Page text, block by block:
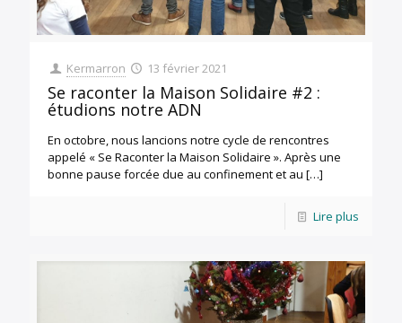
Kermarron 13 février 2021
Se raconter la Maison Solidaire #2 :
étudions notre ADN
En octobre, nous lancions notre cycle de rencontres
appelé « Se Raconter la Maison Solidaire ». Après une
bonne pause forcée due au confinement et au […]
Lire plus